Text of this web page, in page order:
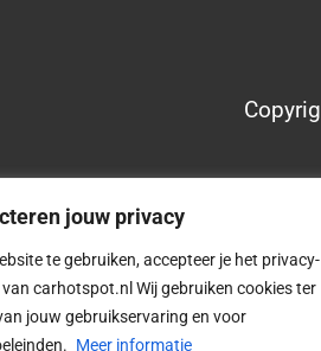
jouw privacy
te gebruiken, accepteer je het privacy-
carhotspot.nl Wij gebruiken cookies ter
jouw gebruikservaring en voor
Meer informatie